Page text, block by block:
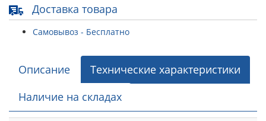
Доставка товара
Самовывоз - Бесплатно
Описание
Технические характеристики
Наличие на складах